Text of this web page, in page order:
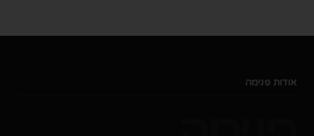
אודות פנימה